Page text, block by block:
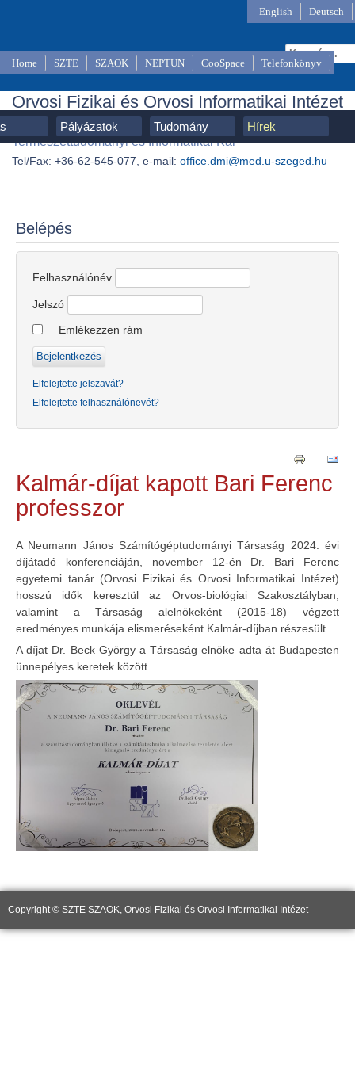
Home SZTE SZAOK NEPTUN CooSpace Telefonkönyv
Orvosi Fizikai és Orvosi Informatikai Intézet
SZTE, Szent-Györgyi Albert Orvostudományi Kar,
Természettudományi és Informatikai Kar
Tel/Fax: +36-62-545-077, e-mail: office.dmi@med.u-szeged.hu
English Deutsch
Pályázatok Tudomány Hírek
Belépés
Felhasználónév
Jelszó
Emlékezzen rám
Elfelejtette jelszavát?
Elfelejtette felhasználónevét?
Kalmár-díjat kapott Bari Ferenc
professzor
A Neumann János Számítógéptudományi Társaság 2024. évi
díjátadó konferenciáján, november 12-én Dr. Bari Ferenc
egyetemi tanár (Orvosi Fizikai és Orvosi Informatikai Intézet)
hosszú idők keresztül az Orvos-biológiai Szakosztályban,
valamint a Társaság alelnökeként (2015-18) végzett
eredményes munkája elismeréseként Kalmár-díjban részesült.
A díjat Dr. Beck György a Társaság elnöke adta át Budapesten
ünnepélyes keretek között.
Copyright © SZTE SZAOK, Orvosi Fizikai és Orvosi Informatikai Intézet